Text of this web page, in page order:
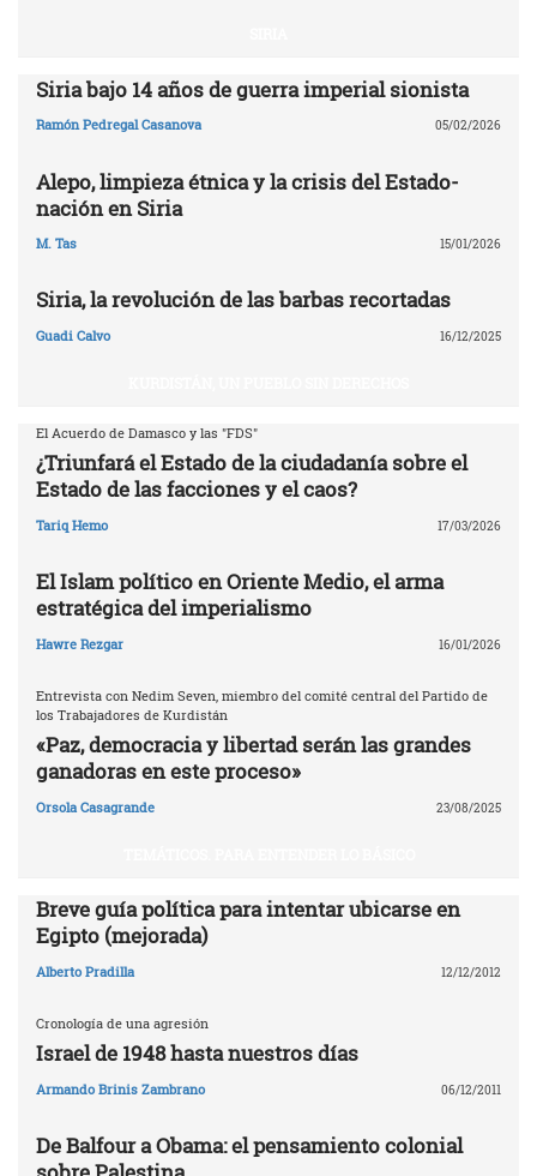
Siria bajo 14 años de guerra imperial sionista
Ramón Pedregal Casanova 05/02/2026
Alepo, limpieza étnica y la crisis del Estado-
nación en Siria
M. Tas 15/01/2026
Siria, la revolución de las barbas recortadas
Guadi Calvo 16/12/2025
El Acuerdo de Damasco y las "FDS"
¿Triunfará el Estado de la ciudadanía sobre el
Estado de las facciones y el caos?
Tariq Hemo 17/03/2026
El Islam político en Oriente Medio, el arma
estratégica del imperialismo
Hawre Rezgar 16/01/2026
Entrevista con Nedim Seven, miembro del comité central del Partido de
los Trabajadores de Kurdistán
«Paz, democracia y libertad serán las grandes
ganadoras en este proceso»
Orsola Casagrande 23/08/2025
Breve guía política para intentar ubicarse en
Egipto (mejorada)
Alberto Pradilla 12/12/2012
Cronología de una agresión
Israel de 1948 hasta nuestros días
Armando Brinis Zambrano 06/12/2011
De Balfour a Obama: el pensamiento colonial